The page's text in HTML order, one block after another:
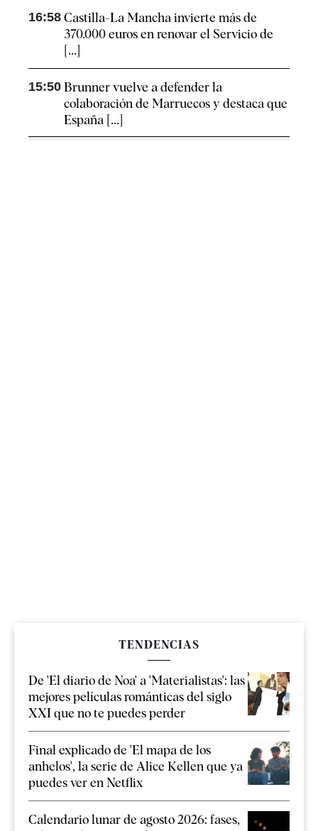
16:58 Castilla-La Mancha invierte más de
370.000 euros en renovar el Servicio de
[...]
15:50 Brunner vuelve a defender la
colaboración de Marruecos y destaca que
España [...]
TENDENCIAS
De 'El diario de Noa' a 'Materialistas': las
mejores películas románticas del siglo
XXI que no te puedes perder
Final explicado de 'El mapa de los
anhelos', la serie de Alice Kellen que ya
puedes ver en Netflix
Calendario lunar de agosto 2026: fases,